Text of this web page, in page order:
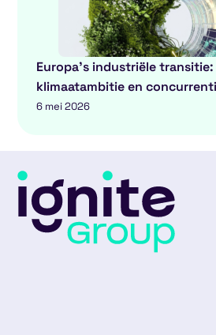
Europa’s industriële
klimaatambitie en
6 mei 2026